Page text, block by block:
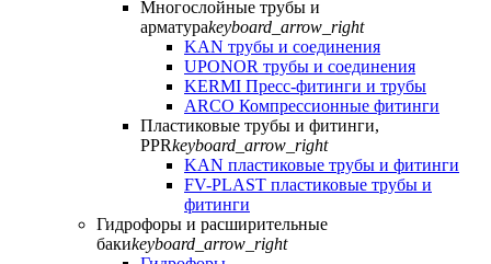
Многослойные трубы и
арматураkeyboard_arrow_right
KAN трубы и соединения
UPONOR трубы и соединения
KERMI Пресс-фитинги и трубы
ARCO Компрессионные фитинги
Пластиковые трубы и фитинги,
PPRkeyboard_arrow_right
KAN пластиковые трубы и фитинги
FV-PLAST пластиковые трубы и
фитинги
Гидрофоры и расширительные
бакиkeyboard_arrow_right